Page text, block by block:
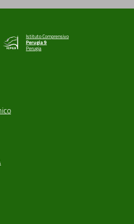
Istituto Comprensivo
Perugia 9
Perugia